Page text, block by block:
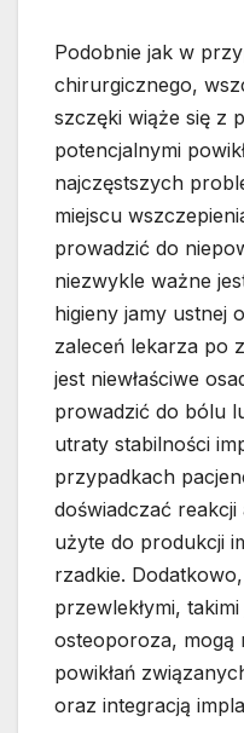
Podobnie jak w
chirurgicznego,
szczęki wiąże się z
potencjalnymi
najczęstszych
miejscu
prowadzić do
niezwykle ważne
higieny jamy ustnej
zaleceń lekarza po
jest niewłaściwe
prowadzić do bólu
utraty stabilności
przypadkach
doświadczać reakcji
użyte do produkcji
rzadkie.
przewlekłymi,
osteoporoza, mogą
powikłań
oraz integracją